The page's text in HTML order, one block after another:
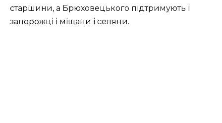
старшини, а Брюховецького підтримують і
запорожці і міщани і селяни.